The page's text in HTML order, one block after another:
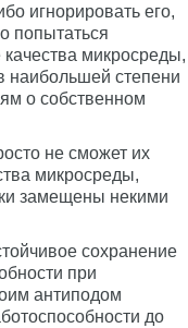
игнорировать его,
попытаться
микросреды,
наибольшей степени
о собственном
не сможет их
микросреды,
замещены некими
сохранение
при
антиподом
до